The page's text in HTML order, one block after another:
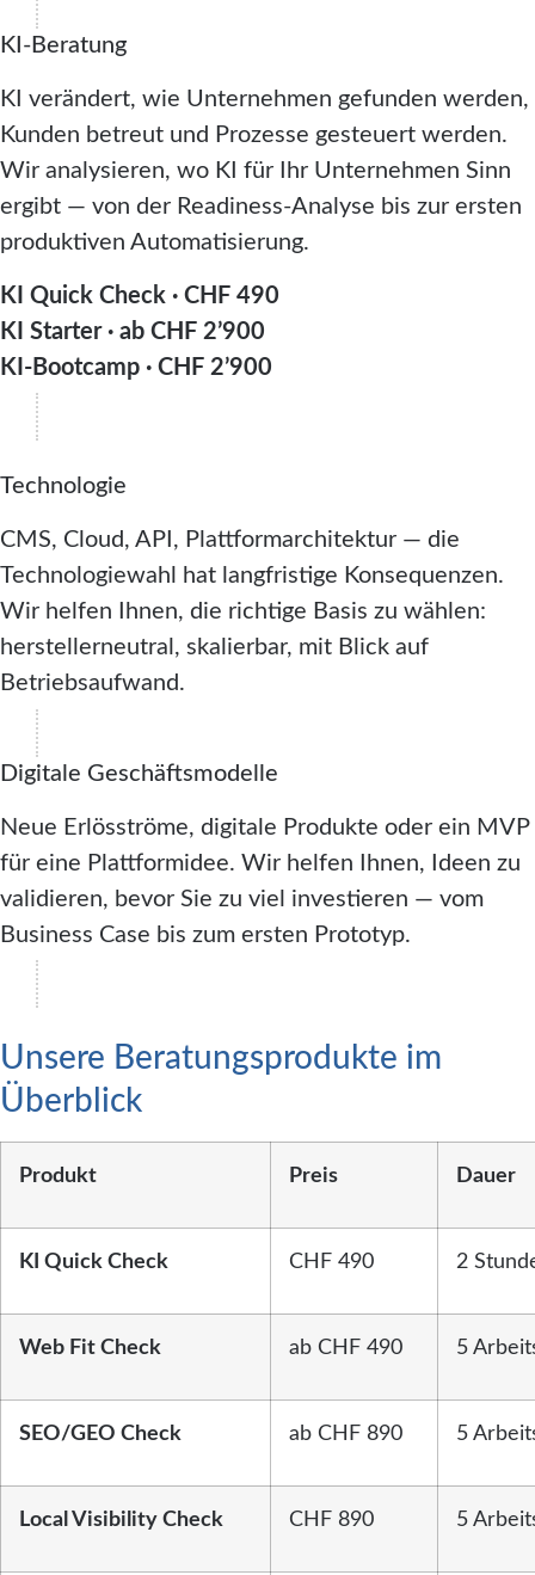
KI-Beratung
KI verändert, wie Unternehmen gefunden werden,
Kunden betreut und Prozesse gesteuert werden.
Wir analysieren, wo KI für Ihr Unternehmen Sinn
ergibt — von der Readiness-Analyse bis zur ersten
produktiven Automatisierung.
KI Quick Check · CHF 490
KI Starter · ab CHF 2’900
KI-Bootcamp · CHF 2’900
Technologie
CMS, Cloud, API, Plattformarchitektur — die
Technologiewahl hat langfristige Konsequenzen.
Wir helfen Ihnen, die richtige Basis zu wählen:
herstellerneutral, skalierbar, mit Blick auf
Betriebsaufwand.
Digitale Geschäftsmodelle
Neue Erlösströme, digitale Produkte oder ein MVP
für eine Plattformidee. Wir helfen Ihnen, Ideen zu
validieren, bevor Sie zu viel investieren — vom
Business Case bis zum ersten Prototyp.
Unsere Beratungsprodukte im
Überblick
Produkt Preis Dauer
KI Quick Check CHF 490 2
Web Fit Check ab CHF 490 5
SEO/GEO Check ab CHF 890 5
Local Visibility Check CHF 890 5